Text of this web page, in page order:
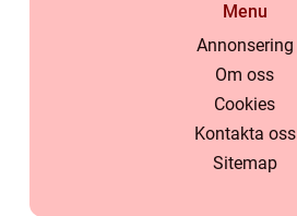
Menu
Annonsering
Om oss
Cookies
Kontakta oss
Sitemap